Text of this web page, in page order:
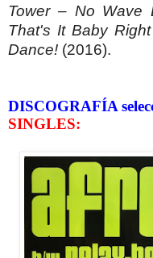
Tower – No Wave
That's It Baby
Dance! (2016).
DISCOGRAFÍA
SINGLES: